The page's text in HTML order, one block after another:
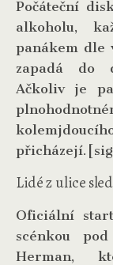
Počáteční
alkoholu,
panákem dle
zapadá do
Ačkoliv je
Lidé z ulice
Oficiální
scénkou
Herman,